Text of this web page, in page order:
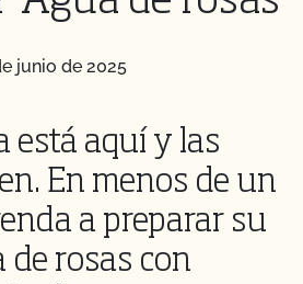
junio de 2025
está aquí y las
En menos de un
a preparar su
de rosas con